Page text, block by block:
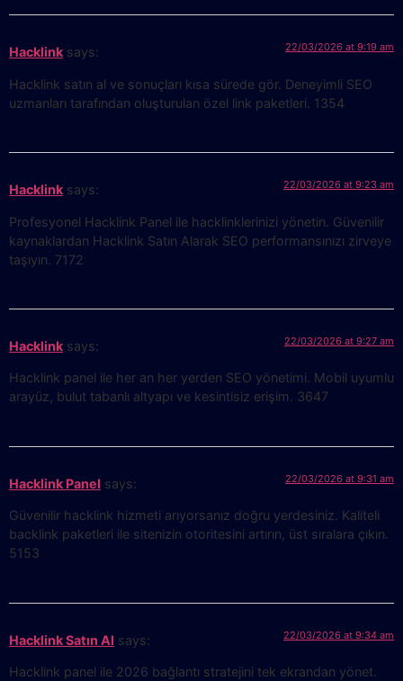
Hacklink says: 22/03/2026 at 9:19 am
Hacklink satın al ve sonuçları kısa sürede gör. Deneyimli SEO
uzmanları tarafından oluşturulan özel link paketleri. 1354
Hacklink says: 22/03/2026 at 9:23 am
Profesyonel Hacklink Panel ile hacklinklerinizi yönetin. Güvenilir
kaynaklardan Hacklink Satın Alarak SEO performansınızı zirveye
taşıyın. 7172
Hacklink says: 22/03/2026 at 9:27 am
Hacklink panel ile her an her yerden SEO yönetimi. Mobil uyumlu
arayüz, bulut tabanlı altyapı ve kesintisiz erişim. 3647
Hacklink Panel says: 22/03/2026 at 9:31 am
Güvenilir hacklink hizmeti arıyorsanız doğru yerdesiniz. Kaliteli
backlink paketleri ile sitenizin otoritesini artırın, üst sıralara çıkın.
5153
Hacklink Satın Al says: 22/03/2026 at 9:34 am
Hacklink panel ile 2026 bağlantı stratejini tek ekrandan yönet.